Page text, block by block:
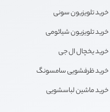
خرید تلویزیون سونی
خرید تلویزیون شیائومی
خرید یخچال ال جی
خرید ظرفشویی سامسونگ
خرید ماشین لباسشویی